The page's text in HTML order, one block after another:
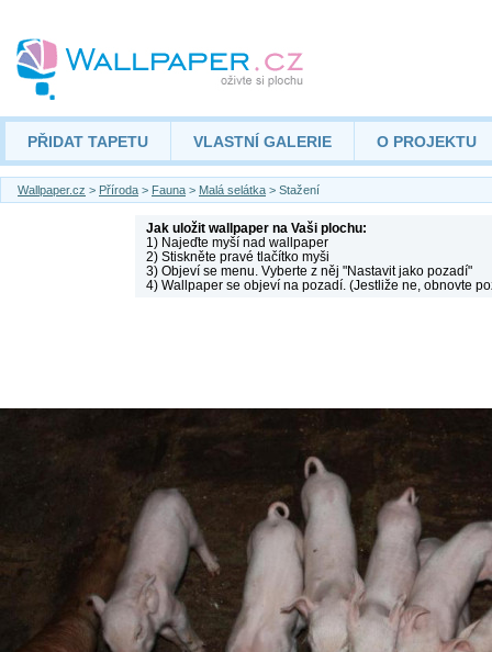
PŘIDAT TAPETU VLASTNÍ GALERIE O PROJEKTU
Wallpaper.cz > Příroda > Fauna > Malá selátka > Stažení
Jak uložit wallpaper na Vaši plochu:
1) Najeďte myší nad wallpaper
2) Stiskněte pravé tlačítko myši
3) Objeví se menu. Vyberte z něj "Nastavit jako pozadí"
4) Wallpaper se objeví na pozadí. (Jestliže ne, obnovte